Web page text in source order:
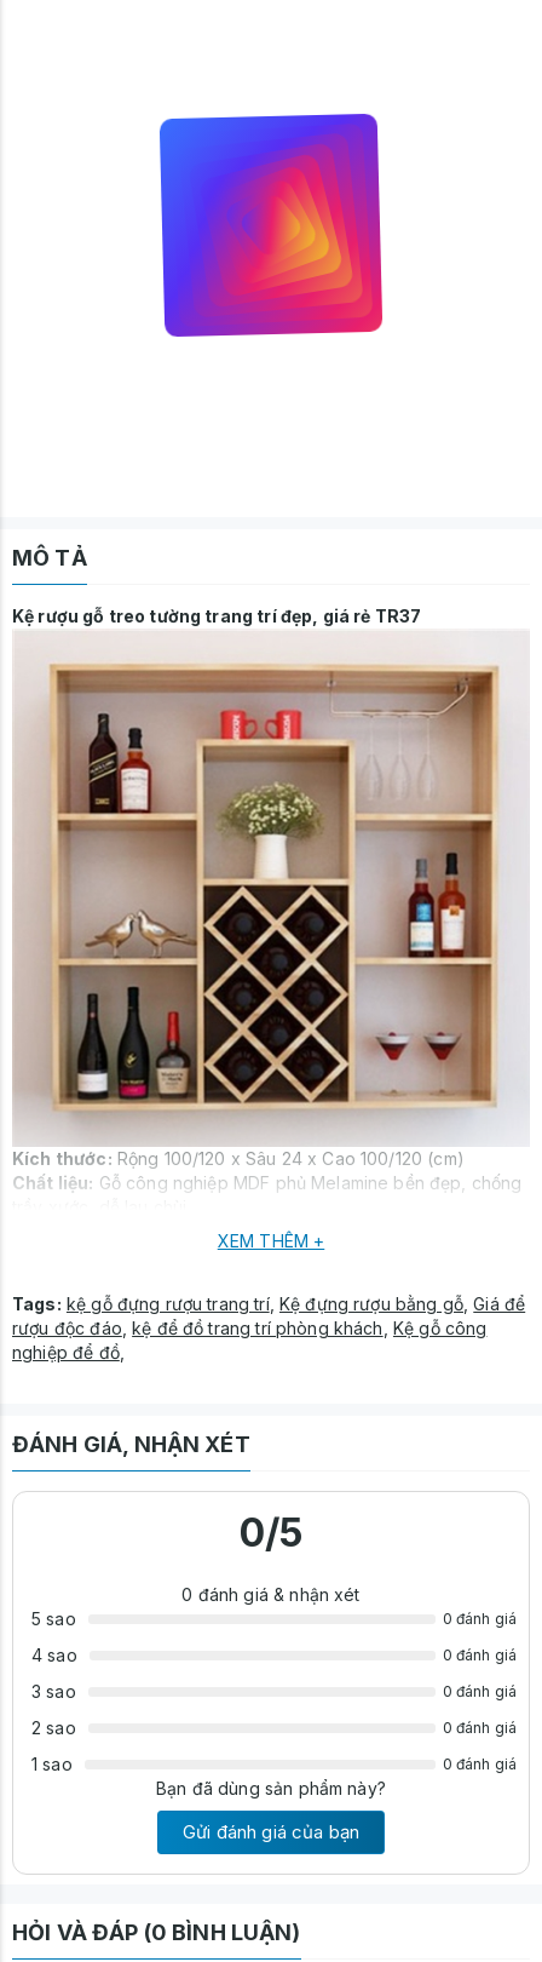
MÔ TẢ
Kệ rượu gỗ treo tường trang trí đẹp, giá rẻ TR37
Kích thước: Rộng 100/120 x Sâu 24 x Cao 100/120 (cm)
Chất liệu: Gỗ công nghiệp MDF phủ Melamine bền đẹp, chống
Nội thất Sinh Liên
Kệ rượu treo tường TR37 sở hữu thiết kế hiện đại, giúp trưng
bày rượu và ly một cách gọn gàng, thẩm mỹ, đồng thời tiết kiệm
diện tích tối đa. Sản phẩm phù hợp trang trí phòng khách,
phòng bếp, quầy bar gia đình hoặc không gian kinh doanh nhỏ.
XEM THÊM +
Tags: kệ gỗ đựng rượu trang trí, Kệ đựng rượu bằng gỗ,Giá để
rượu độc đáo ,kệ để đồ trang trí phòng khách Kệ gỗ công
nghiệp để đồ,
ĐÁNH GIÁ, NHẬN XÉT
0/5
0 đánh giá & nhận xét
5 sao
0 đánh giá
4 sao 0 đánh giá
3 sao 0 đánh giá
2 sao 0 đánh giá
1 sao 0 đánh giá
Bạn đã dùng sản phẩm này?
Gửi đánh giá của bạn
HỎI VÀ ĐÁP (0 BÌNH LUẬN)